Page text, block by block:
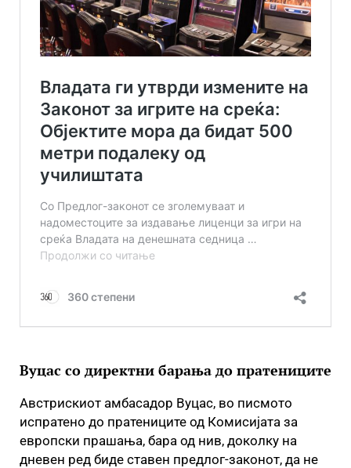
Вуцас со директни барања до пратениците
Австрискиот амбасадор Вуцас, во писмото
испратено до пратениците од Комисијата за
европски прашања, бара од нив, доколку на
дневен ред биде ставен предлог-законот, да не